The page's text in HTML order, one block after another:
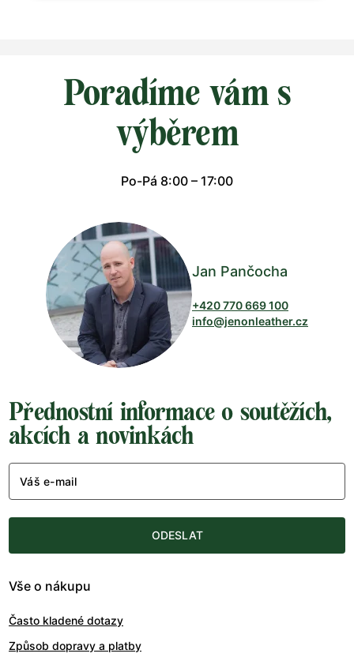
Poradíme vám s
výběrem
Po-Pá 8:00 – 17:00
Jan Pančocha
+420 770 669 100
info@jenonleather.cz
Přednostní informace o soutěžích,
akcích a novinkách
Váš e-mail
ODESLAT
Vše o nákupu
Často kladené dotazy
Způsob dopravy a platby